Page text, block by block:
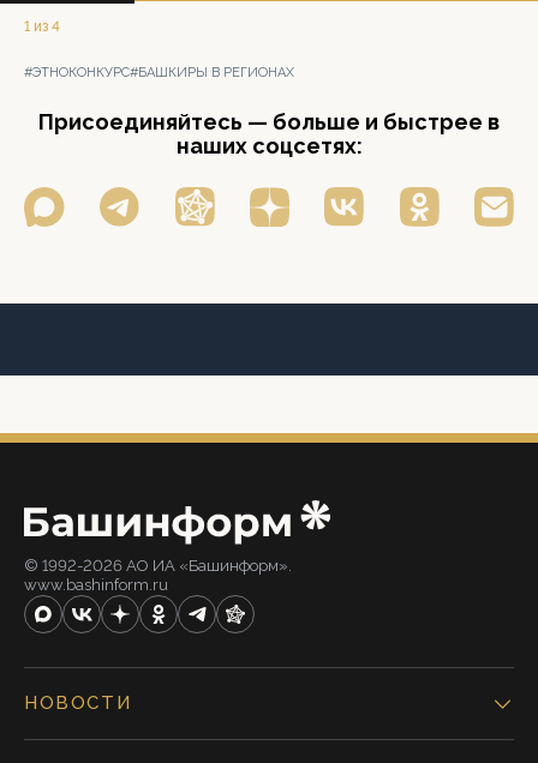
1 из 4
#ЭТНОКОНКУРС#БАШКИРЫ В РЕГИОНАХ
Присоединяйтесь — больше и быстрее в
наших соцсетях:
© 1992-2026 АО ИА «Башинформ».
www.bashinform.ru
НОВОСТИ